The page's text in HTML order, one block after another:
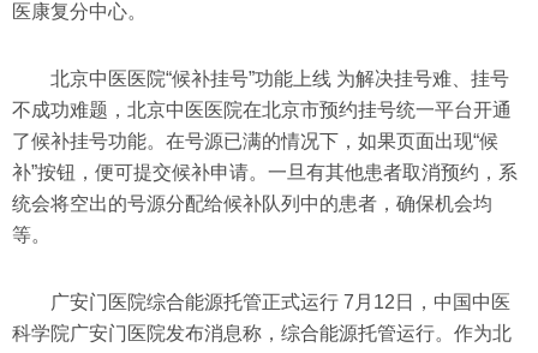
医康复分中心。
北京中医医院“候补挂号”功能上线 为解决挂号难、挂号
不成功难题，北京中医医院在北京市预约挂号统一平台开通
了候补挂号功能。在号源已满的情况下，如果页面出现“候
补”按钮，便可提交候补申请。一旦有其他患者取消预约，系
统会将空出的号源分配给候补队列中的患者，确保机会均
等。
广安门医院综合能源托管正式运行 7月12日，中国中医
科学院广安门医院发布消息称，综合能源托管运行。作为北